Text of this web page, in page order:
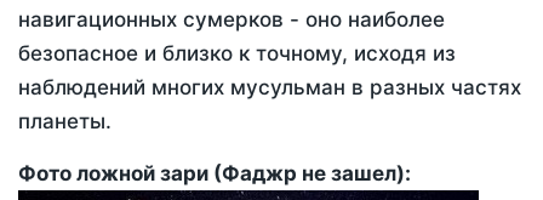
навигационных сумерков - оно наиболее
безопасное и близко к точному, исходя из
наблюдений многих мусульман в разных частях
планеты.
Фото ложной зари (Фаджр не зашел):